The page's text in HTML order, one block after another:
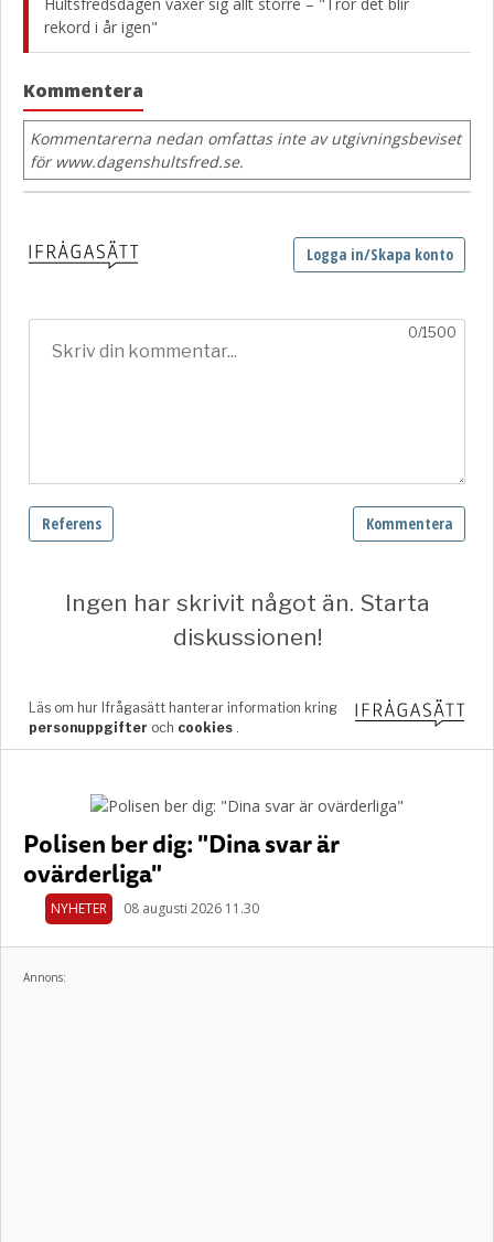
rekord i år igen"
Kommentera
Kommentarerna nedan omfattas inte av utgivningsbeviset
för www.dagenshultsfred.se.
Polisen ber dig: "Dina svar är
ovärderliga"
NYHETER 08 augusti 2026 11.30
Annons: